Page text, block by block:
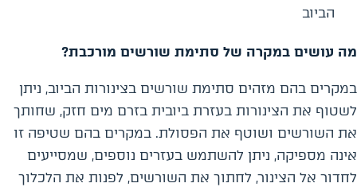
הביוב
מה עושים במקרה של סתימת שורשים מורכבת?
במקרים בהם מזהים סתימת שורשים בצינורות הביוב, ניתן
לשטוף את הצינורות בעזרת ביובית בזרם מים חזק, שחותך
את השורשים ושוטף את הפסולת. במקרים בהם שטיפה זו
אינה מספיקה, ניתן להשתמש בעזרים נוספים, שמסייעים
לחדור אל הצינור, לחתוך את השורשים, לפנות את הלכלוך